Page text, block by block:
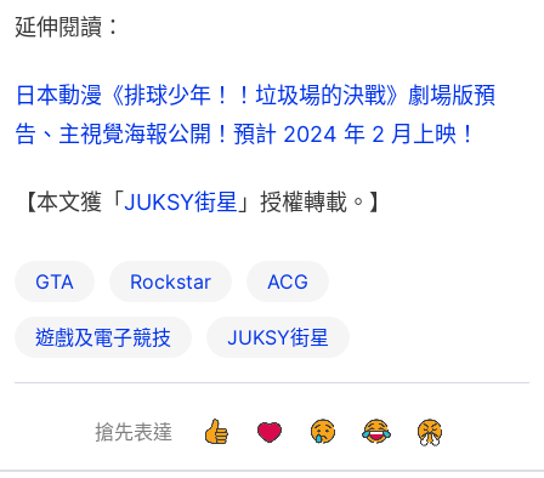
延伸閱讀：
日本動漫《排球少年！！垃圾場的決戰》劇場版預
告、主視覺海報公開！預計 2024 年 2 月上映！
【本文獲「 JUKSY街星 」授權轉載。】
GTA Rockstar ACG
遊戲及電子競技 JUKSY街星
搶先表達